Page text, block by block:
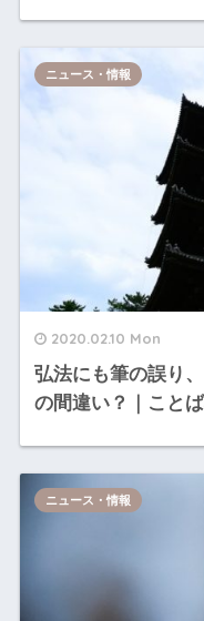
2020.02.10 Mon
弘法にも筆の誤り
の間違い？｜こと
ニュース・情報
ニュース・情報